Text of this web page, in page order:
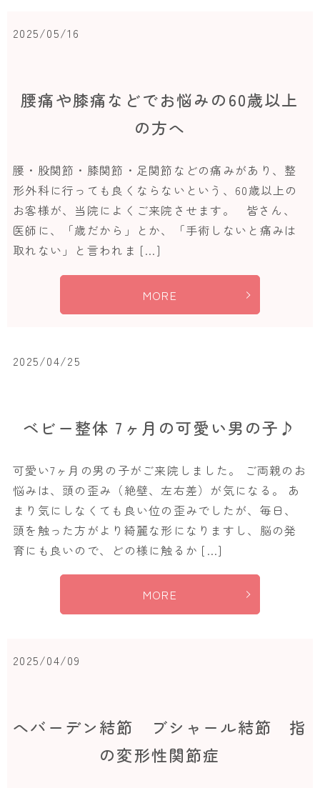
2025/05/16
腰痛や膝痛などでお悩みの60歳以上
の方へ
腰・股関節・膝関節・足関節などの痛みがあり、整
形外科に行っても良くならないという、60歳以上の
お客様が、当院によくご来院させます。 皆さん、
医師に、「歳だから」とか、「手術しないと痛みは
取れない」と言われま […]
MORE
2025/04/25
ベビー整体 7ヶ月の可愛い男の子♪
可愛い7ヶ月の男の子がご来院しました。 ご両親のお
悩みは、頭の歪み（絶壁、左右差）が気になる。 あ
まり気にしなくても良い位の歪みでしたが、毎日、
頭を触った方がより綺麗な形になりますし、脳の発
育にも良いので、どの様に触るか […]
MORE
2025/04/09
へバーデン結節 ブシャール結節 指
の変形性関節症